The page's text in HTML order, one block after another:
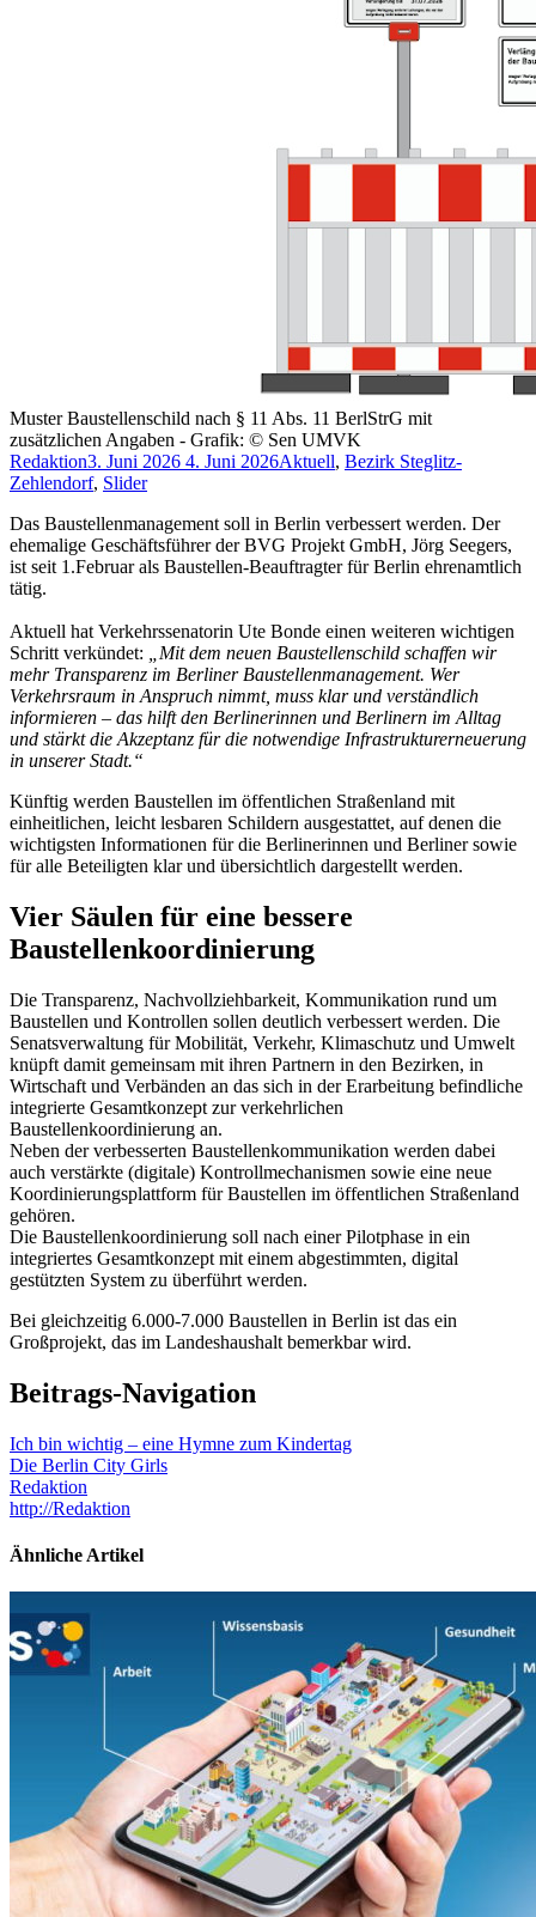
Muster Baustellenschild nach § 11 Abs. 11 BerlStrG mit
zusätzlichen Angaben - Grafik: © Sen UMVK
Redaktion3. Juni 2026 4. Juni 2026Aktuell, Bezirk Steglitz-
Zehlendorf, Slider
Das Baustellenmanagement soll in Berlin verbessert werden. Der
ehemalige Geschäftsführer der BVG Projekt GmbH, Jörg Seegers,
ist seit 1.Februar als Baustellen-Beauftragter für Berlin ehrenamtlich
tätig.
Aktuell hat Verkehrssenatorin Ute Bonde einen weiteren wichtigen
Schritt verkündet:
„Mit dem neuen Baustellenschild schaffen wir
mehr Transparenz im Berliner Baustellenmanagement. Wer
Verkehrsraum in Anspruch nimmt, muss klar und verständlich
informieren – das hilft den Berlinerinnen und Berlinern im Alltag
und stärkt die Akzeptanz für die notwendige Infrastrukturerneuerung
in unserer Stadt.“
Künftig werden Baustellen im öffentlichen Straßenland mit
einheitlichen, leicht lesbaren Schildern ausgestattet, auf denen die
wichtigsten Informationen für die Berlinerinnen und Berliner sowie
für alle Beteiligten klar und übersichtlich dargestellt werden.
Vier Säulen für eine bessere
Baustellenkoordinierung
Die Transparenz, Nachvollziehbarkeit, Kommunikation rund um
Baustellen und Kontrollen sollen deutlich verbessert werden. Die
Senatsverwaltung für Mobilität, Verkehr, Klimaschutz und Umwelt
knüpft damit gemeinsam mit ihren Partnern in den Bezirken, in
Wirtschaft und Verbänden an das sich in der Erarbeitung befindliche
integrierte Gesamtkonzept zur verkehrlichen
Baustellenkoordinierung an.
Neben der verbesserten Baustellenkommunikation werden dabei
auch verstärkte (digitale) Kontrollmechanismen sowie eine neue
Koordinierungsplattform für Baustellen im öffentlichen Straßenland
gehören.
Die Baustellenkoordinierung soll nach einer Pilotphase in ein
integriertes Gesamtkonzept mit einem abgestimmten, digital
gestützten System zu überführt werden.
Bei gleichzeitig 6.000-7.000 Baustellen in Berlin ist das ein
Großprojekt, das im Landeshaushalt bemerkbar wird.
Beitrags-Navigation
Ich bin wichtig – eine Hymne zum Kindertag
Die Berlin City Girls
Redaktion
http://Redaktion
Ähnliche Artikel